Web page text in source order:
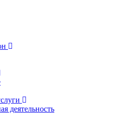
деятельность